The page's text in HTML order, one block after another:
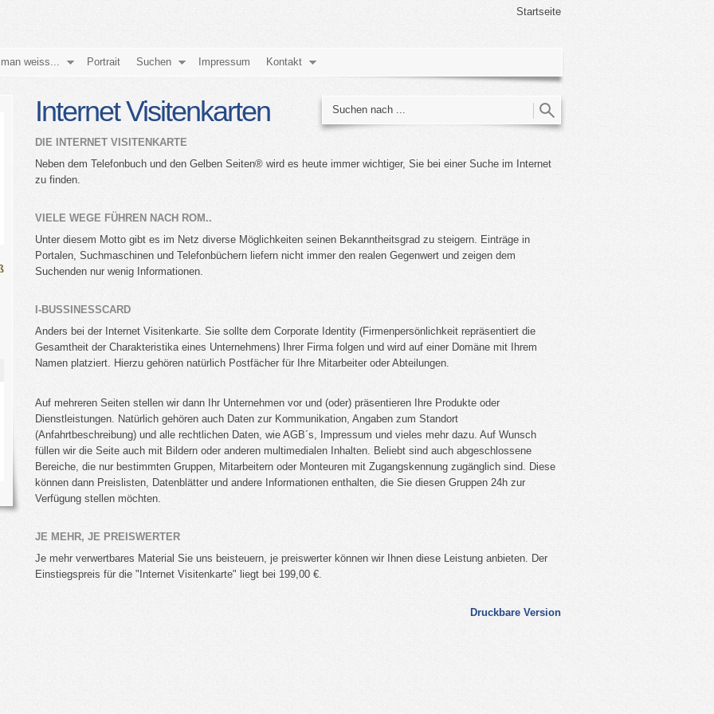
Startseite
weiss... Portrait Suchen Impressum Kontakt
Internet Visitenkarten
DIE INTERNET VISITENKARTE
Neben dem Telefonbuch und den Gelben Seiten® wird es heute immer wichtiger, Sie bei einer Suche im Internet
zu finden.
VIELE WEGE FÜHREN NACH ROM..
Unter diesem Motto gibt es im Netz diverse Möglichkeiten seinen Bekanntheitsgrad zu steigern. Einträge in
Portalen, Suchmaschinen und Telefonbüchern liefern nicht immer den realen Gegenwert und zeigen dem
Suchenden nur wenig Informationen.
I-BUSSINESSCARD
Anders bei der Internet Visitenkarte. Sie sollte dem Corporate Identity (Firmenpersönlichkeit repräsentiert die
Gesamtheit der Charakteristika eines Unternehmens) Ihrer Firma folgen und wird auf einer Domäne mit Ihrem
Namen platziert. Hierzu gehören natürlich Postfächer für Ihre Mitarbeiter oder Abteilungen.
Auf mehreren Seiten stellen wir dann Ihr Unternehmen vor und (oder) präsentieren Ihre Produkte oder
Dienstleistungen. Natürlich gehören auch Daten zur Kommunikation, Angaben zum Standort
(Anfahrtbeschreibung) und alle rechtlichen Daten, wie AGB´s, Impressum und vieles mehr dazu. Auf Wunsch
füllen wir die Seite auch mit Bildern oder anderen multimedialen Inhalten. Beliebt sind auch abgeschlossene
Bereiche, die nur bestimmten Gruppen, Mitarbeitern oder Monteuren mit Zugangskennung zugänglich sind. Diese
können dann Preislisten, Datenblätter und andere Informationen enthalten, die Sie diesen Gruppen 24h zur
Verfügung stellen möchten.
JE MEHR, JE PREISWERTER
Je mehr verwertbares Material Sie uns beisteuern, je preiswerter können wir Ihnen diese Leistung anbieten. Der
Einstiegspreis für die "Internet Visitenkarte" liegt bei 199,00 €.
Druckbare Version
mehr go mehr go mehr go